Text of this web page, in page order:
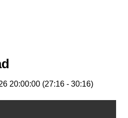
20:00:00 (27:16 - 30:16)